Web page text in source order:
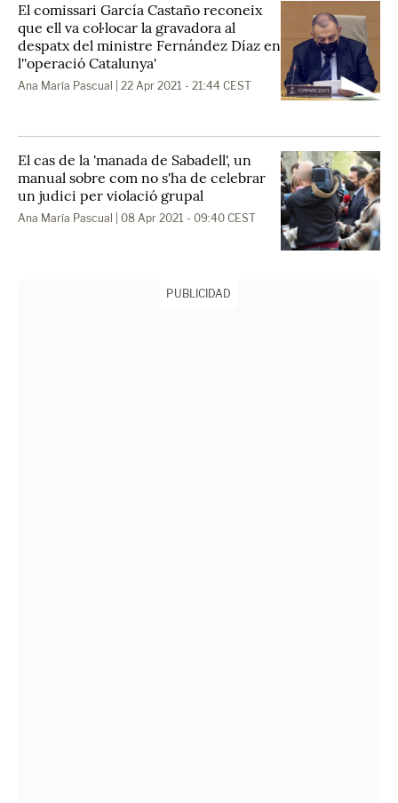
El comissari García Castaño reconeix
que ell va col·locar la gravadora al
despatx del ministre Fernández Díaz en
l''operació Catalunya'
Ana María Pascual | 22 Apr 2021 - 21:44 CEST
El cas de la 'manada de Sabadell', un
manual sobre com no s'ha de celebrar
un judici per violació grupal
Ana María Pascual | 08 Apr 2021 - 09:40 CEST
PUBLICIDAD